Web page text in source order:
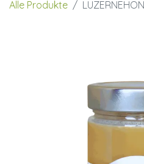
Alle Produkte